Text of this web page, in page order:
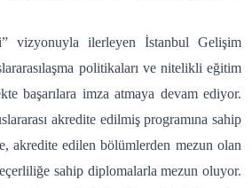
vizyonuyla ilerleyen İstanbul Gelişim
politikaları ve nitelikli eğitim
başarılara imza atmaya devam ediyor.
akredite edilmiş programına sahip
akredite edilen bölümlerden mezun olan
sahip diplomalarla mezun oluyor.